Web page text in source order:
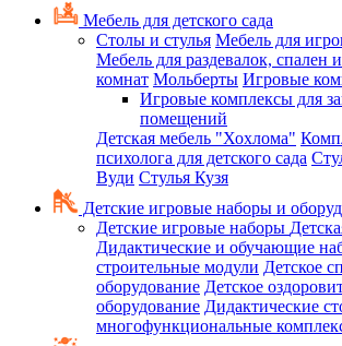
Мебель для детского сада
Столы и стулья Мебель для
Мебель для раздевалок, спален
комнат Мольберты Игровые
Игровые комплексы для
помещений
Детская мебель "Хохлома"
психолога для детского сада
Вуди Стулья Кузя
Детские игровые наборы и
Детские игровые наборы
Дидактические и обучающие
строительные модули Детское
оборудование Детское
оборудование Дидактические
многофункциональные